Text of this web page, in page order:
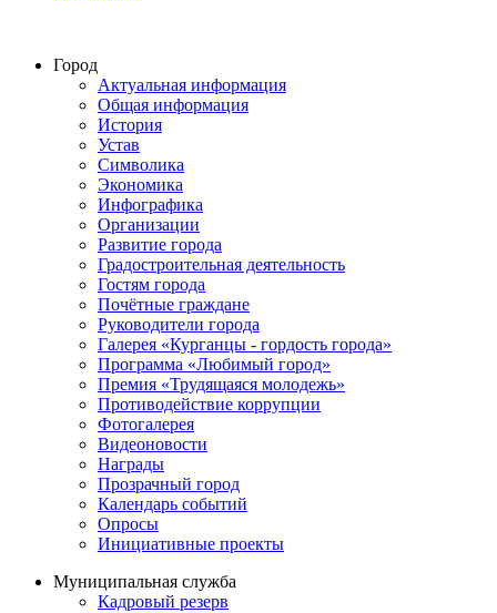
Город
Актуальная информация
Общая информация
История
Устав
Символика
Экономика
Инфографика
Организации
Развитие города
Градостроительная деятельность
Гостям города
Почётные граждане
Руководители города
Галерея «Курганцы - гордость города»
Программа «Любимый город»
Премия «Трудящаяся молодежь»
Противодействие коррупции
Фотогалерея
Видеоновости
Награды
Прозрачный город
Календарь событий
Опросы
Инициативные проекты
Муниципальная служба
Кадровый резерв